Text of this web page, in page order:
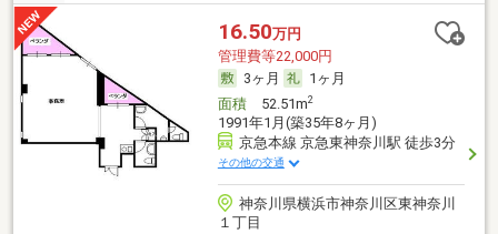
16.50万円
管理費等22,000円
3ヶ月
1ヶ月
面積52.51m2
1991年1月(築35年8ヶ月)
京急本線 京急東神奈川駅 徒歩3分
その他の交通
神奈川県横浜市神奈川区東神奈川
１丁目